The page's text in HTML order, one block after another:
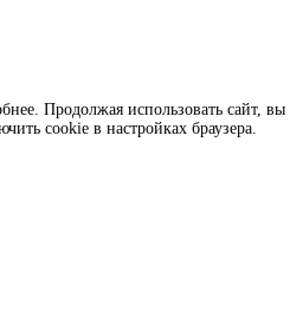
Продолжая использовать сайт, вы
cookie в настройках браузера.